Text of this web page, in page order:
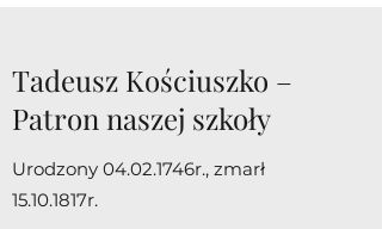
Tadeusz Kościuszko –
Patron naszej szkoły
Urodzony 04.02.1746r., zmarł
15.10.1817r.